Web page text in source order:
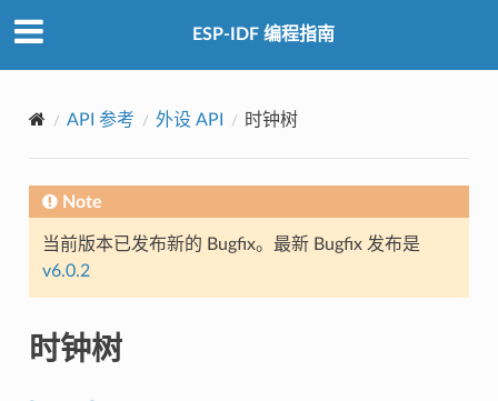
ESP-IDF 编程指南
API 参考 外设 API 时钟树
Note
当前版本已发布新的 Bugfix。最新 Bugfix 发布是
v6.0.2
时钟树